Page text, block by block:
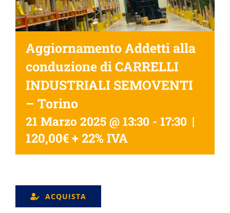
Aggiornamento Addetti alla
conduzione di CARRELLI
INDUSTRIALI SEMOVENTI
– Torino
21 Marzo 2025 @ 13:30 - 17:30 |
120,00€ + 22% IVA
ACQUISTA